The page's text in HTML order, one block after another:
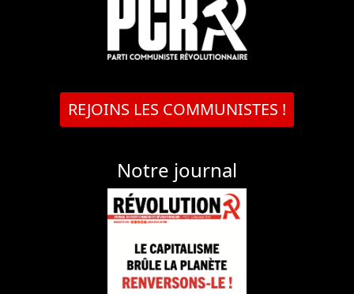
REJOINS LES COMMUNISTES !
Notre journal